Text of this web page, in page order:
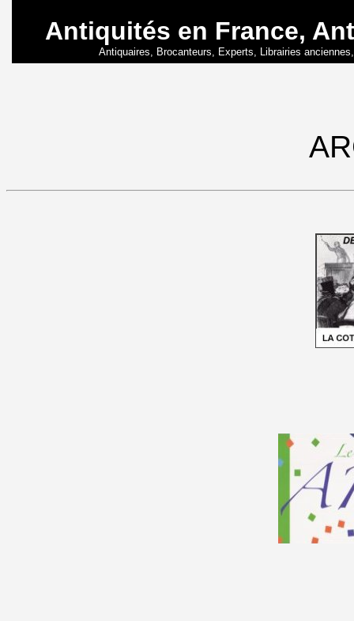
Antiquités en France,
Antiquaires, Brocanteurs, Experts, Librairies